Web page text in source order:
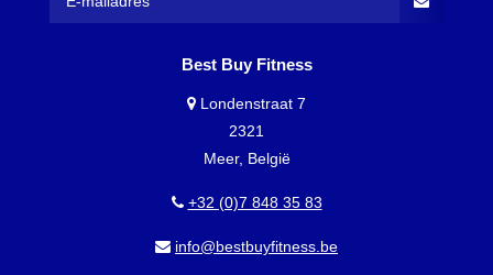
Best Buy Fitness
Londenstraat 7
2321
Meer, België
+32 (0)7 848 35 83
info@bestbuyfitness.be